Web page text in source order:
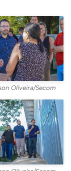
Oliveira/Secom